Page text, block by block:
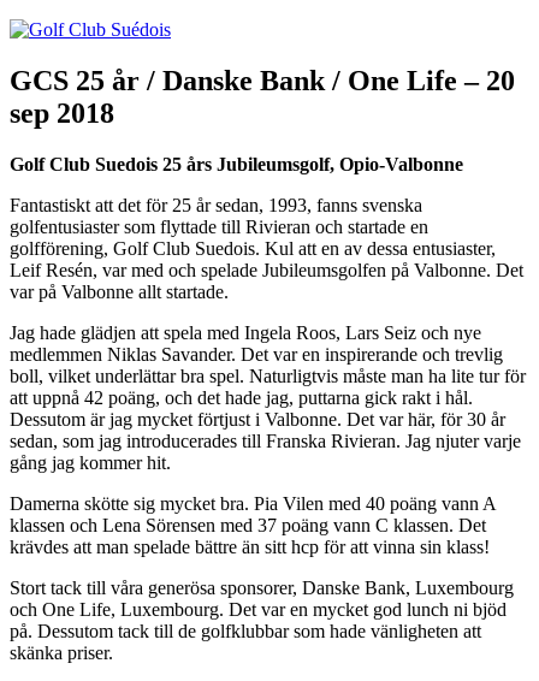
GCS 25 år / Danske Bank / One Life – 20
sep 2018
Golf Club Suedois 25 års Jubileumsgolf, Opio-Valbonne
Fantastiskt att det för 25 år sedan, 1993, fanns svenska
golfentusiaster som flyttade till Rivieran och startade en
golfförening, Golf Club Suedois. Kul att en av dessa entusiaster,
Leif Resén, var med och spelade Jubileumsgolfen på Valbonne. Det
var på Valbonne allt startade.
Jag hade glädjen att spela med Ingela Roos, Lars Seiz och nye
medlemmen Niklas Savander. Det var en inspirerande och trevlig
boll, vilket underlättar bra spel. Naturligtvis måste man ha lite tur för
att uppnå 42 poäng, och det hade jag, puttarna gick rakt i hål.
Dessutom är jag mycket förtjust i Valbonne. Det var här, för 30 år
sedan, som jag introducerades till Franska Rivieran. Jag njuter varje
gång jag kommer hit.
Damerna skötte sig mycket bra. Pia Vilen med 40 poäng vann A
klassen och Lena Sörensen med 37 poäng vann C klassen. Det
krävdes att man spelade bättre än sitt hcp för att vinna sin klass!
Stort tack till våra generösa sponsorer, Danske Bank, Luxembourg
och One Life, Luxembourg. Det var en mycket god lunch ni bjöd
på. Dessutom tack till de golfklubbar som hade vänligheten att
skänka priser.